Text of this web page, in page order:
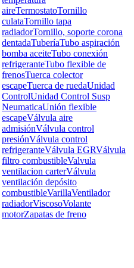
aireTermostatoTornillo
culataTornillo tapa
radiadorTornillo, soporte corona
dentadaTuberíaTubo aspiración
bomba aceiteTubo conexión
refrigeranteTubo flexible de
frenosTuerca colector
escapeTuerca de ruedaUnidad
ControlUnidad Control Susp
NeumaticaUnión flexible
escapeVálvula aire
admisiónVálvula control
presiónVálvula control
refrigeranteVálvula EGRVálvula
filtro combustibleValvula
ventilacion carterVálvula
ventilación depósito
combustibleVarillaVentilador
radiadorViscosoVolante
motorZapatas de freno